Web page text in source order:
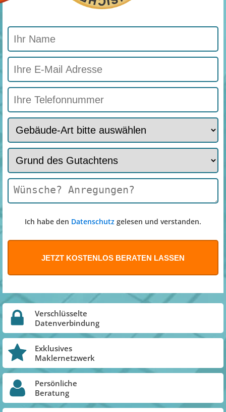
Ich habe den Datenschutz gelesen und verstanden.
Verschlüsselte
Datenverbindung
Exklusives
Maklernetzwerk
Persönliche
Beratung